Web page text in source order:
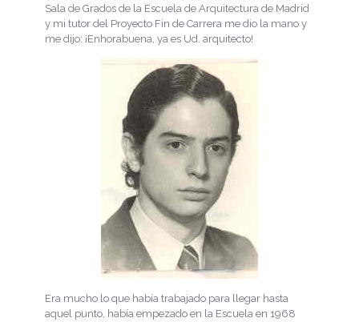
Sala de Grados de la Escuela de Arquitectura de Madrid
y mi tutor del Proyecto Fin de Carrera me dio la mano y
me dijo: ¡Enhorabuena, ya es Ud. arquitecto!
Era mucho lo que había trabajado para llegar hasta
aquel punto, había empezado en la Escuela en 1968